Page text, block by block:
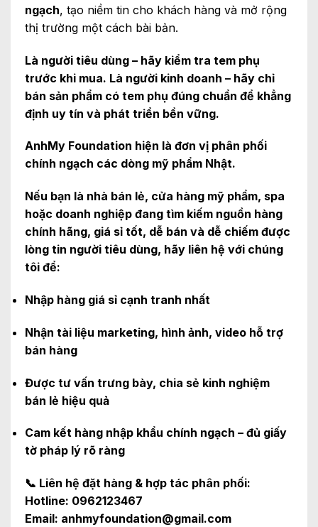
ngạch, tạo niềm tin cho khách hàng và mở rộng
thị trường một cách bài bản.
Là người tiêu dùng – hãy kiểm tra tem phụ
trước khi mua. Là người kinh doanh – hãy chỉ
bán sản phẩm có tem phụ đúng chuẩn để khẳng
định uy tín và phát triển bền vững.
AnhMy Foundation hiện là đơn vị phân phối
chính ngạch các dòng mỹ phẩm Nhật.
Nếu bạn là nhà bán lẻ, cửa hàng mỹ phẩm, spa
hoặc doanh nghiệp đang tìm kiếm nguồn hàng
chính hãng, giá sỉ tốt, dễ bán và dễ chiếm được
lòng tin người tiêu dùng, hãy liên hệ với chúng
tôi để:
Nhập hàng giá sỉ cạnh tranh nhất
Nhận tài liệu marketing, hình ảnh, video hỗ trợ
bán hàng
Được tư vấn trưng bày, chia sẻ kinh nghiệm
bán lẻ hiệu quả
Cam kết hàng nhập khẩu chính ngạch – đủ giấy
tờ pháp lý rõ ràng
📞 Liên hệ đặt hàng & hợp tác phân phối:
Hotline: 0962123467
Email: anhmyfoundation@gmail.com